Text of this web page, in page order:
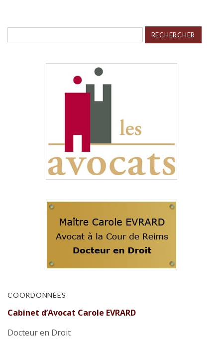
Rechercher :
COORDONNÉES
Cabinet d’Avocat Carole EVRARD
Docteur en Droit